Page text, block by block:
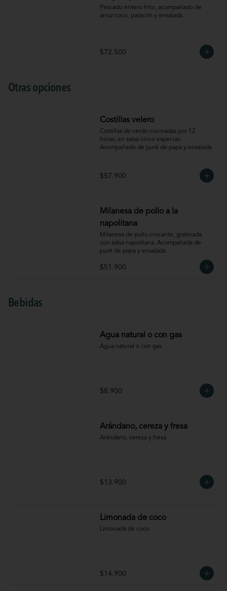
Pescado entero frito, acompañado de
arroz coco, patacón y ensalada.
$72.500
Otras opciones
Costillas velero
Costillas de cerdo cocinadas por 12
horas, en salsa cinco especias.
Acompañado de puré de papa y ensalada
$57.900
Milanesa de pollo a la
napolitana
Milanesa de pollo crocante, gratinada
con salsa napolitana. Acompañada de
puré de papa y ensalada.
$51.900
Bebidas
Agua natural o con gas
Agua natural o con gas
$8.900
Arándano, cereza y fresa
Arándano, cereza y fresa
$13.900
Limonada de coco
Limonada de coco
$14.900